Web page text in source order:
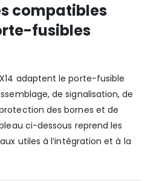
compatibles
fusibles
adaptent le porte-fusible
de signalisation, de
des bornes et de
ci-dessous reprend les
utiles à l’intégration et à la